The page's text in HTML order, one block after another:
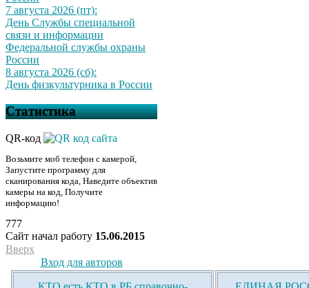
7 августа 2026 (пт):
День Службы специальной
связи и информации
Федеральной службы охраны
России
8 августа 2026 (сб):
День физкультурника в России
Статистика
QR-код
Возьмите моб телефон с камерой,
Запустите программу для
сканирования кода, Наведите объектив
камеры на код, Получите
информацию!
777
Сайт начал работу 15.06.2015
Вверх
Вход для авторов